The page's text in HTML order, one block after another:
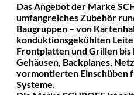
Das Angebot der Marke
umfangreiches Zubehör
Baugruppen – von
konduktionsgekühlten
Frontplatten und Grillen
Gehäusen, Backplanes,
vormontierten Einschüben
Systeme.